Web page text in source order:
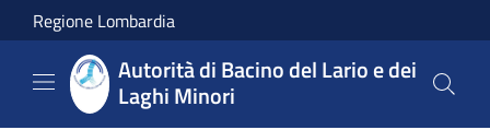
Salta al contenuto principale
Regione Lombardia
Autorità di Bacino del Lario e dei
Laghi Minori